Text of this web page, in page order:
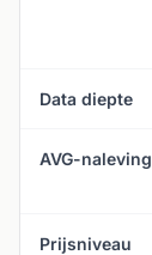
Data diepte
AVG-naleving
Prijsniveau